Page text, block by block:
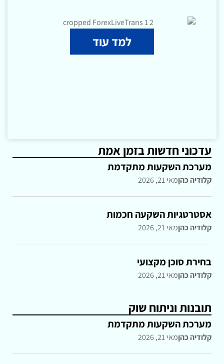
למד עוד
עדכוני חדשות בזמן אמת
מערכת השקעות מתקדמת
קלודיה כהןמאי 21, 2026
אסטרטגיות השקעה חכמות
קלודיה כהןמאי 21, 2026
בחירת סוכן מקצועי
קלודיה כהןמאי 21, 2026
תובנות וניתוח שוק
מערכת השקעות מתקדמת
קלודיה כהןמאי 21, 2026